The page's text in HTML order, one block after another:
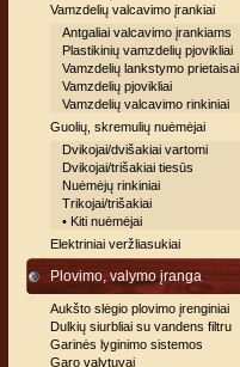
Vamzdelių valcavimo įrankiai
Antgaliai valcavimo įrankiams
Plastikinių vamzdelių pjovikliai
Vamzdelių lankstymo prietaisai
Vamzdelių pjovikliai
Vamzdelių valcavimo rinkiniai
Guolių, skremulių nuėmėjai
Dvikojai/dvišakiai vartomi
Dvikojai/trišakiai tiesūs
Nuėmėjų rinkiniai
Trikojai/trišakiai
• Kiti nuėmėjai
Elektriniai veržliasukiai
Plovimo, valymo įranga
Aukšto slėgio plovimo įrenginiai
Dulkių siurbliai su vandens filtru
Garinės lyginimo sistemos
Garo valytuvai